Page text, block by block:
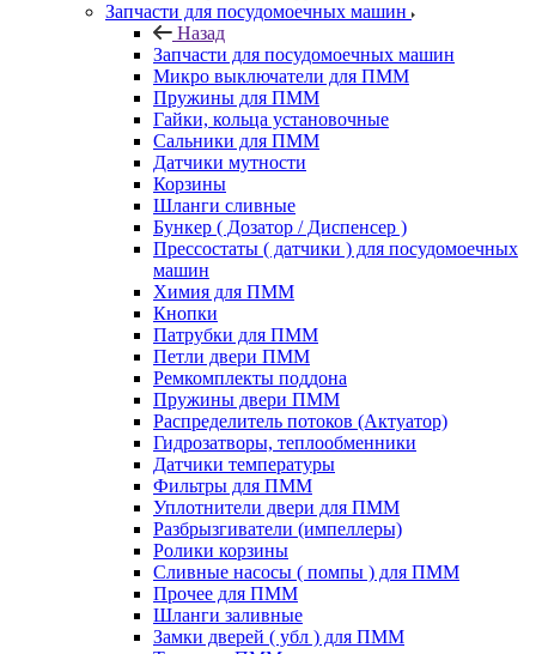
Запчасти для посудомоечных машин
Назад
Запчасти для посудомоечных машин
Микро выключатели для ПММ
Пружины для ПММ
Гайки, кольца установочные
Сальники для ПММ
Датчики мутности
Корзины
Шланги сливные
Бункер ( Дозатор / Диспенсер )
Прессостаты ( датчики ) для посудомоечных
машин
Химия для ПММ
Кнопки
Патрубки для ПММ
Петли двери ПММ
Ремкомплекты поддона
Пружины двери ПММ
Распределитель потоков (Актуатор)
Гидрозатворы, теплообменники
Датчики температуры
Фильтры для ПММ
Уплотнители двери для ПММ
Разбрызгиватели (импеллеры)
Ролики корзины
Сливные насосы ( помпы ) для ПММ
Прочее для ПММ
Шланги заливные
Замки дверей ( убл ) для ПММ